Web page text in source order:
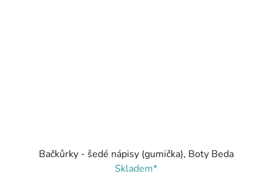
Bačkůrky - šedé nápisy (gumička), Boty Beda
Skladem*